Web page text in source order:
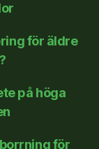
för äldre
på höga
för